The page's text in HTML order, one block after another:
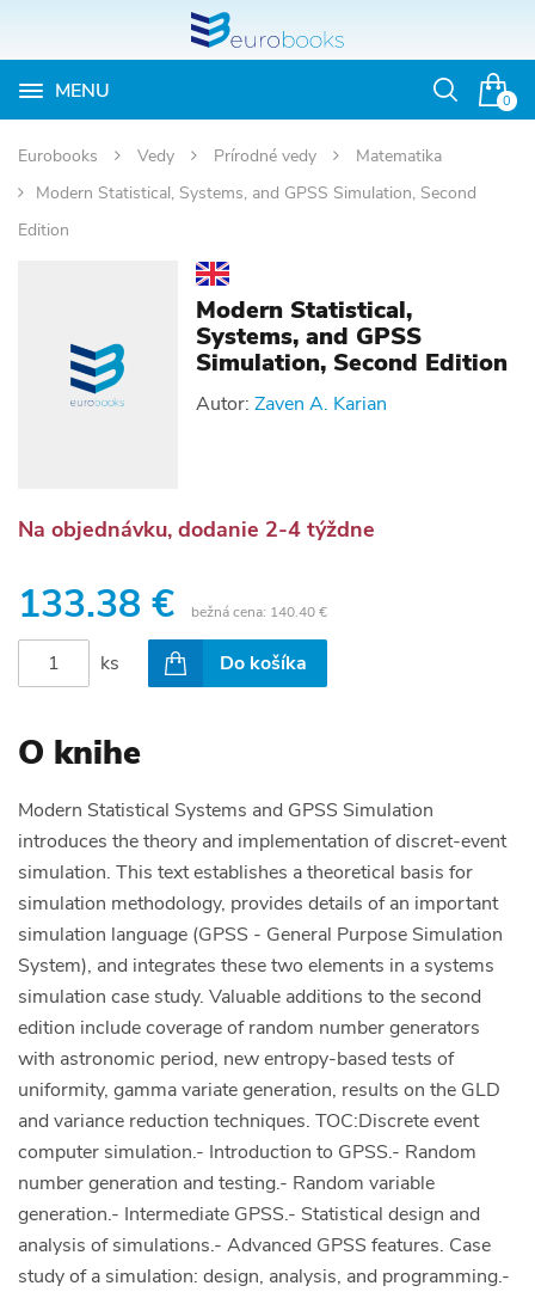
0
MENU
Otvoriť
Eurobooks Vedy Prírodné vedy
Matematika
Modern Statistical, Systems, and GPSS Simulation, Second
Edition
Modern Statistical,
Systems, and GPSS
Simulation, Second Edition
Autor: Zaven A. Karian
Na objednávku, dodanie 2-4 týždne
133.38 € bežná cena: 140.40 €
ks Do košíka
O knihe
Modern Statistical Systems and GPSS Simulation
introduces the theory and implementation of discret-event
simulation. This text establishes a theoretical basis for
simulation methodology, provides details of an important
simulation language (GPSS - General Purpose Simulation
System), and integrates these two elements in a systems
simulation case study. Valuable additions to the second
edition include coverage of random number generators
with astronomic period, new entropy-based tests of
uniformity, gamma variate generation, results on the GLD
and variance reduction techniques. TOC:Discrete event
computer simulation.- Introduction to GPSS.- Random
number generation and testing.- Random variable
generation.- Intermediate GPSS.- Statistical design and
analysis of simulations.- Advanced GPSS features. Case
study of a simulation: design, analysis, and programming.-